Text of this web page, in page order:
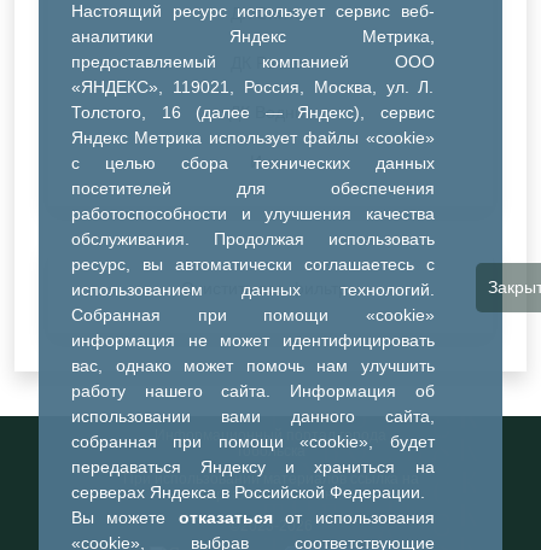
Настоящий ресурс использует сервис веб-
аналитики Яндекс Метрика,
предоставляемый компанией ООО
«ЯНДЕКС», 119021, Россия, Москва, ул. Л.
Толстого, 16 (далее — Яндекс), сервис
Яндекс Метрика использует файлы «cookie»
с целью сбора технических данных
посетителей для обеспечения
работоспособности и улучшения качества
обслуживания. Продолжая использовать
ресурс, вы автоматически соглашаетесь с
использованием данных технологий.
Собранная при помощи «cookie»
информация не может идентифицировать
вас, однако может помочь нам улучшить
работу нашего сайта. Информация об
использовании вами данного сайта,
собранная при помощи «cookie», будет
передаваться Яндексу и храниться на
серверах Яндекса в Российской Федерации.
Вы можете отказатьсяот использования
«cookie», выбрав соответствующие
ДК Синтез
ДК Речник
ДК Водник
Иное
Очистить все фильтры
Информационный портал города
Тобольска
При использовании материалов ссылка на
портал обязательна
©2023-2026